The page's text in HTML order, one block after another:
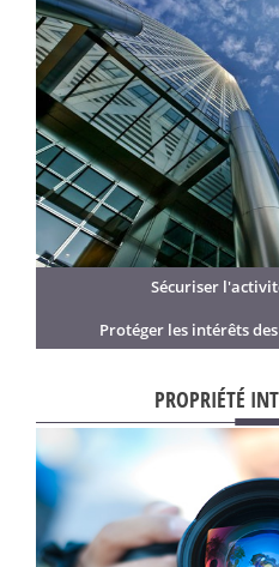
Sécuriser
Protéger les intérêts
PROPRIÉTÉ